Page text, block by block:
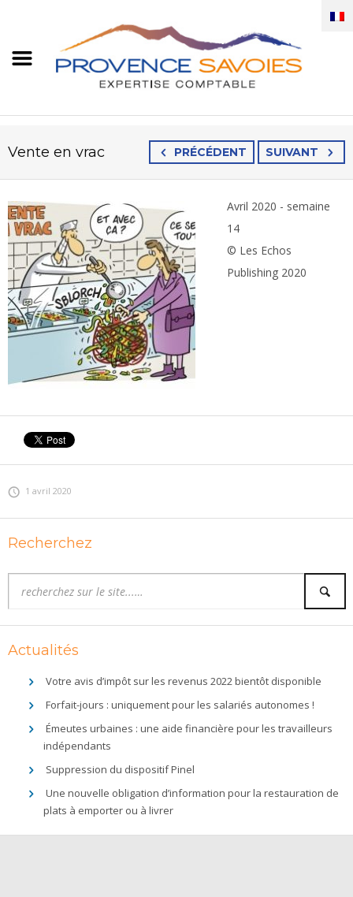
PRÉCÉDENT SUIVANT
Vente en vrac
Avril 2020 - semaine
14
© Les Echos
Publishing 2020
1 avril 2020
Recherchez
Actualités
Votre avis d’impôt sur les revenus 2022 bientôt disponible
Forfait-jours : uniquement pour les salariés autonomes !
Émeutes urbaines : une aide financière pour les travailleurs
indépendants
Suppression du dispositif Pinel
Une nouvelle obligation d’information pour la restauration de
plats à emporter ou à livrer